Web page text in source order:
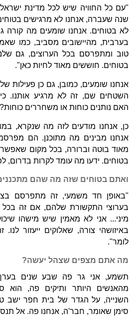
"עם כל החוויה שיש לכל מדינת
שנה שעברה, אנחנו לא מרגישים
לא בטוחים. אנחנו שומעים מה
בערבית, מהיישובים מסביב, כמו
טוב ומתפרסם בכל הערוצים, גם
בטוחים. חוששים מאוד לחיות כאן".
אנחנו שומעים, כמובן, גם כן פעילות
השטחים שם, זה לא מרגיע אותנו.
האם נותנים כוחות או משחררים כוחות?
כן, אנחנו מודעים לזה מה שנקרא,
אנחנו מבינים מה מתוכנן. הם
מאוד בוטה וברורה, בכל מקום שאפשר.
בטוחים. ידעו מה עומד לקרות בדרום,
ואתם בטוחים שזה מה שהם
"באופן חד משמעי, זה מתפרסם
בערוצי התקשורת שלהם, אם זה בכל
מיני... אני לא מאמין שיש מישהו
באיזושהי צורה, שאלוקים ייעזור
לומר".
מה אתם מצפים שצהל יעשה?
תשמע, אני גר פה שבע שנים
מהאנשים היותר ותיקים פה, הוא
השנייה, על הגדר של בית חפר ישב
סימן שאומר, חבר'ה, אנחנו פה. אל